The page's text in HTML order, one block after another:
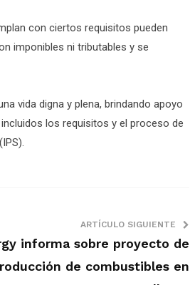
con ciertos requisitos pueden
imponibles ni tributables y se
vida digna y plena, brindando apoyo
los requisitos y el proceso de
ARTÍCULO SIGUIENTE
informa sobre proyecto de
de combustibles en